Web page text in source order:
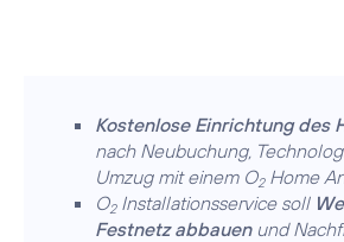
Kostenlose Einrichtung des
nach Neubuchung,
Umzug mit einem O2Home
O2Installationsservice soll
Festnetz abbauenund